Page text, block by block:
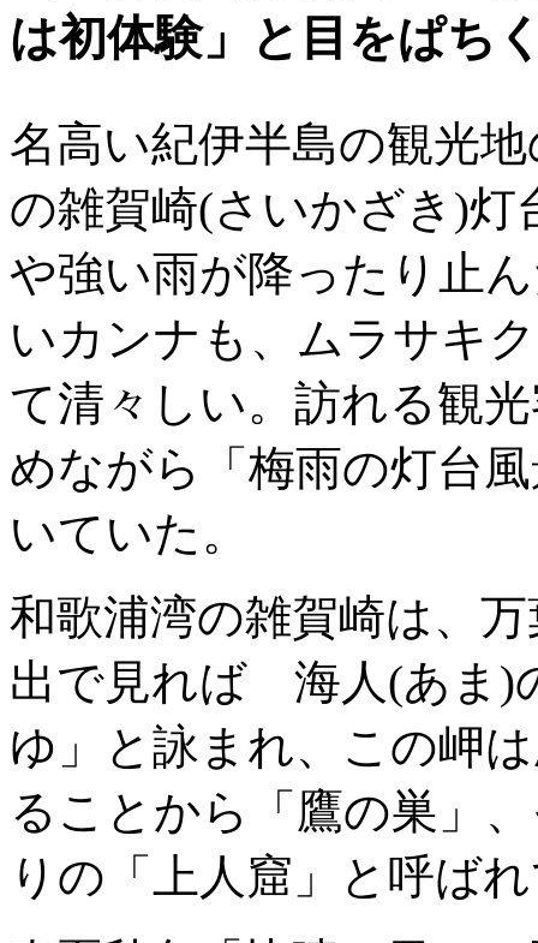
は初体験」と目をぱち
名高い紀伊半島の観光
の雑賀崎(さいかざき)灯
や強い雨が降ったり止
いカンナも、ムラサキ
て清々しい。訪れる観
めながら「梅雨の灯台
いていた。
和歌浦湾の雑賀崎は、
出で見れば 海人(あま)
ゆ」と詠まれ、この岬
ることから「鷹の巣」
りの「上人窟」と呼ば